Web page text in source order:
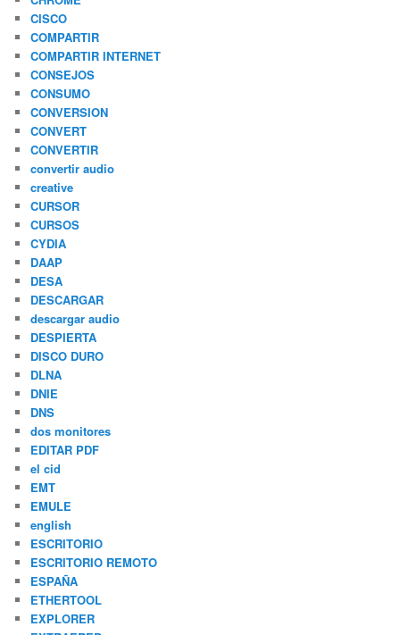
CISCO
COMPARTIR
COMPARTIR INTERNET
CONSEJOS
CONSUMO
CONVERSION
CONVERT
CONVERTIR
convertir audio
creative
CURSOR
CURSOS
CYDIA
DAAP
DESA
DESCARGAR
descargar audio
DESPIERTA
DISCO DURO
DLNA
DNIE
DNS
dos monitores
EDITAR PDF
el cid
EMT
EMULE
english
ESCRITORIO
ESCRITORIO REMOTO
ESPAÑA
ETHERTOOL
EXPLORER